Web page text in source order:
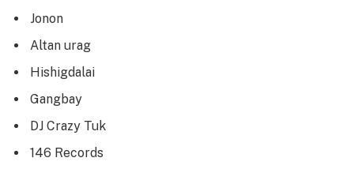
Jonon
Altan urag
Hishigdalai
Gangbay
DJ Crazy Tuk
146 Records